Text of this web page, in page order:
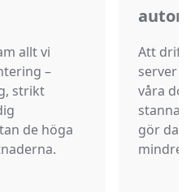
allt vi
–
strikt
de höga
Att drifta
server
våra
stannar
gör
mindre